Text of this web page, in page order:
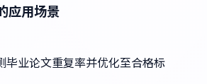
应用场景
毕业论文重复率并优化至合格标